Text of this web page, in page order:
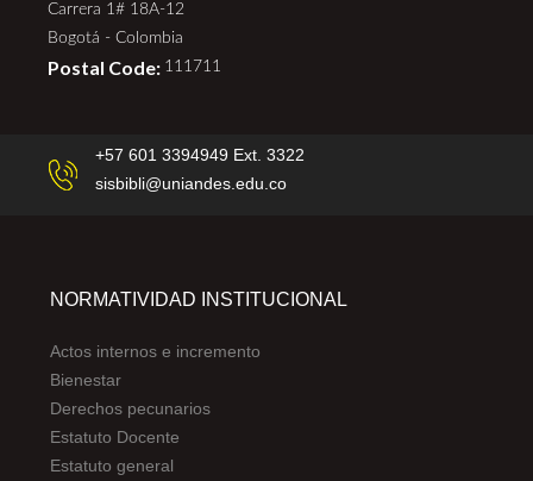
Carrera 1# 18A-12
Bogotá - Colombia
Postal Code: 111711
+57 601 3394949 Ext. 3322
sisbibli@uniandes.edu.co
NORMATIVIDAD INSTITUCIONAL
Actos internos e incremento
Bienestar
Derechos pecunarios
Estatuto Docente
Estatuto general